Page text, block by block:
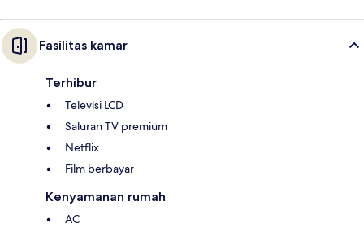
Fasilitas kamar
Terhibur
Televisi LCD
Saluran TV premium
Netflix
Film berbayar
Kenyamanan rumah
AC